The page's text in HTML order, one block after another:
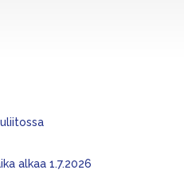
alkaa 1.7.2026